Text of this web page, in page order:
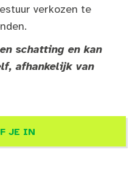
verkozen te
schatting en kan
afhankelijk van
JE IN